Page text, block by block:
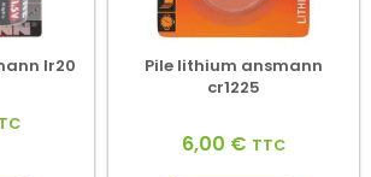
lr20
Pile lithium ansmann
cr1225
6,00 € TTC